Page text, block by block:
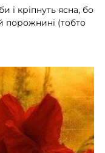
і кріпнуть ясна, бо
порожнині (тобто